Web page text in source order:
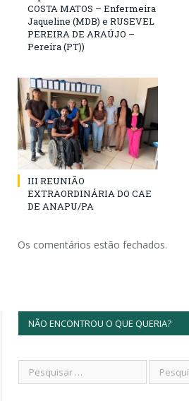
COSTA MATOS – Enfermeira
Jaqueline (MDB) e RUSEVEL
PEREIRA DE ARAÚJO –
Pereira (PT))
III REUNIÃO
EXTRAORDINÁRIA DO CAE
DE ANAPU/PA
Os comentários estão fechados.
NÃO ENCONTROU O QUE QUERIA?